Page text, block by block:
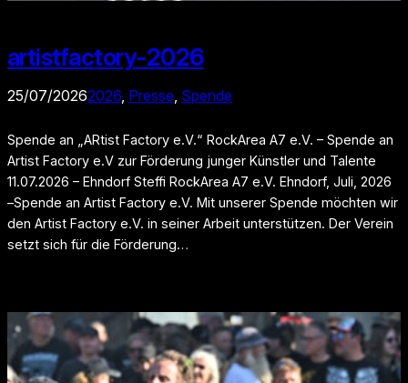
artistfactory-2026
25/07/20262026, Presse, Spende
Spende an „ARtist Factory e.V.“ RockArea A7 e.V. – Spende an
Artist Factory e.V zur Förderung junger Künstler und Talente
11.07.2026 – Ehndorf Steffi RockArea A7 e.V. Ehndorf, Juli, 2026
–Spende an Artist Factory e.V. Mit unserer Spende möchten wir
den Artist Factory e.V. in seiner Arbeit unterstützen. Der Verein
setzt sich für die Förderung…